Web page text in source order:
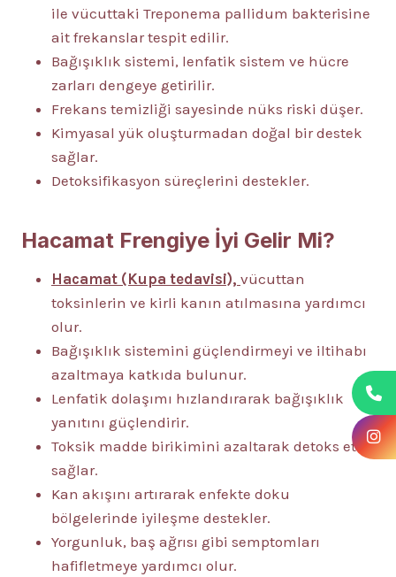
ile vücuttaki Treponema pallidum bakterisine
ait frekanslar tespit edilir.
Bağışıklık sistemi, lenfatik sistem ve hücre
zarları dengeye getirilir.
Frekans temizliği sayesinde nüks riski düşer.
Kimyasal yük oluşturmadan doğal bir destek
sağlar.
Detoksifikasyon süreçlerini destekler.
Hacamat Frengiye İyi Gelir Mi?
Hacamat (Kupa tedavisi), vücuttan
toksinlerin ve kirli kanın atılmasına yardımcı
olur.
Bağışıklık sistemini güçlendirmeyi ve iltihabı
azaltmaya katkıda bulunur.
Lenfatik dolaşımı hızlandırarak bağışıklık
yanıtını güçlendirir.
Toksik madde birikimini azaltarak detoks etki
sağlar.
Kan akışını artırarak enfekte doku
bölgelerinde iyileşme destekler.
Yorgunluk, baş ağrısı gibi semptomları
hafifletmeye yardımcı olur.